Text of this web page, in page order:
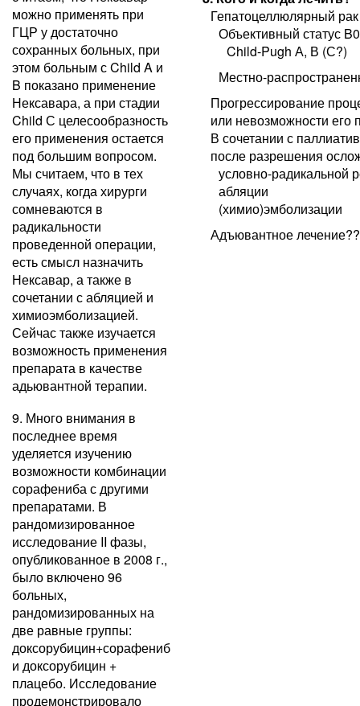
можно применять при
ГЦР у достаточно
сохранных больных, при
этом больным с Child A и
B показано применение
Нексавара, а при стадии
Child С целесообразность
его применения остается
под большим вопросом.
Мы считаем, что в тех
случаях, когда хирурги
сомневаются в
радикальности
проведенной операции,
есть смысл назначить
Нексавар, а также в
сочетании с абляцией и
химиоэмболизацией.
Сейчас также изучается
возможность применения
препарата в качестве
адьювантной терапии.
Гепатоцеллюлярный рак
Объективный статус
Child-Pugh А, В (С?)
Местно-
Прогрессирование
или невозможности его
В сочетании с
после разрешения
условно-радикальной
абляции
(химио)эмболизации
Адъювантное
9. Много внимания в
последнее время
уделяется изучению
возможности комбинации
сорафениба с другими
препаратами. В
рандомизированное
исследование II фазы,
опубликованное в 2008 г.,
было включено 96
больных,
рандомизированных на
две равные группы:
доксорубицин+сорафениб
и доксорубицин +
плацебо. Исследование
продемонстрировало